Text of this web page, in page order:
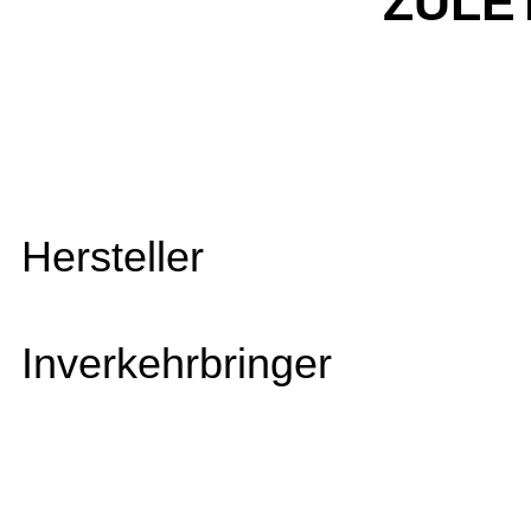
Hersteller
Inverkehrbringer